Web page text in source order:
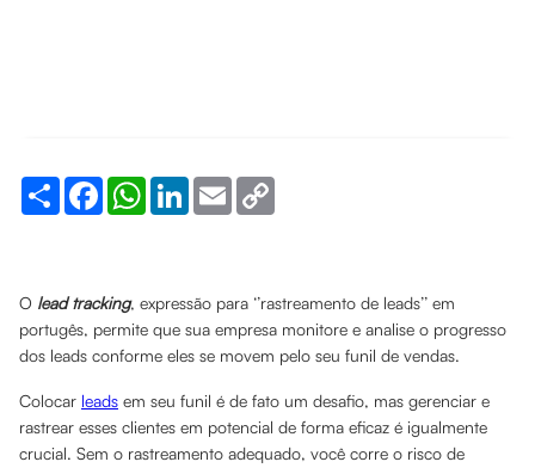
Share FacebookWhatsApp
LinkedInEmail
O lead tracking, expressão para ‘’rastreamento de leads’’ em
portugês, permite que sua empresa monitore e analise o progresso
dos leads conforme eles se movem pelo seu funil de vendas.
Colocar leads em seu funil é de fato um desafio, mas gerenciar e
rastrear esses clientes em potencial de forma eficaz é igualmente
crucial. Sem o rastreamento adequado, você corre o risco de